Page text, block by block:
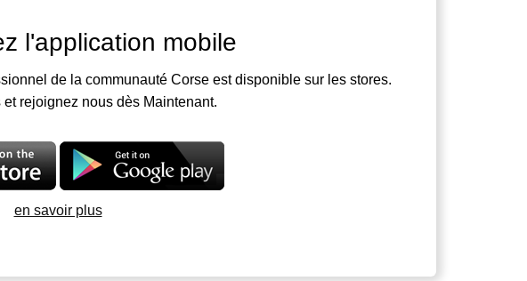
l'application mobile
de la communauté Corse est disponible sur les stores.
et rejoignez nous dès Maintenant.
en savoir plus